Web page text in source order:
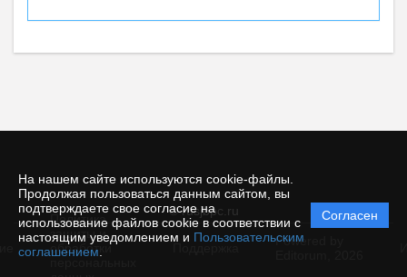
На нашем сайте используются cookie-файлы.
Продолжая пользоваться данным сайтом, вы
подтверждаете свое согласие на
использование файлов cookie в соответствии с
настоящим уведомлением и Пользовательским
соглашением
Согласен
© rusjbpc.ru
Политика
защиты и
обработки
Powered by